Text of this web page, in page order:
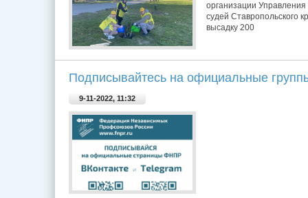
организации
судей Ставропольского
высадку 200
Подписывайтесь на официальные
9-11-2022, 11:32